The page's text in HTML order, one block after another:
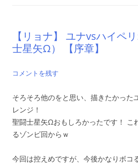
【リョナ】 ユナvsハイペ
士星矢Ω） 【序章】
コメントを残す
そろそろ他のをと思い、描きたかった
レンジ！
聖闘士星矢Ωおもしろかったです！ こ
るゾンビ回からｗ
今回は控えめですが、今後かなりボコ